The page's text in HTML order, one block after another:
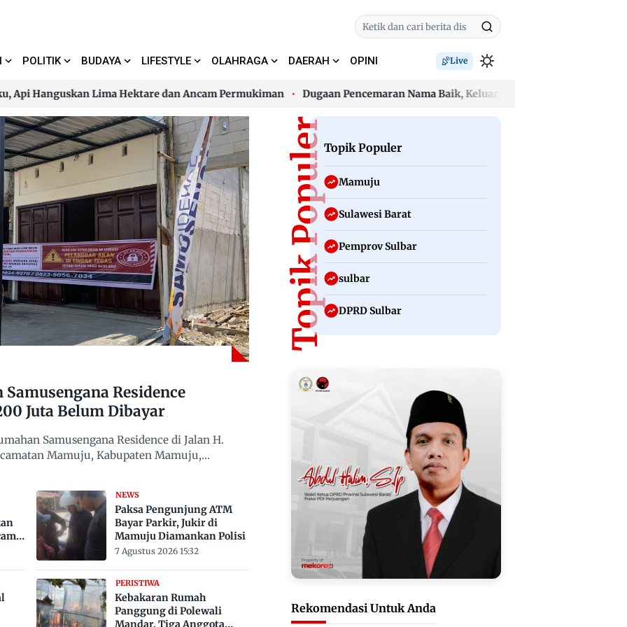
POLITIK BUDAYA LIFESTYLE OLAHRAGA DAERAH OPINI Live
Lima Hektare dan Ancam Permukiman Dugaan Pencemaran Nama Baik, Keluarga Desak Oknum Guru Hormati
Lima Hektare dan Ancam Permukiman Dugaan Pencemaran Nama Baik, Keluarga Desak Oknum Guru Hormati
Residence
Juta Belum Dibayar
Samusengana Residence di Jalan H.
Mamuju, Kabupaten Mamuju,
NEWS
Paksa Pengunjung ATM
Bayar Parkir, Jukir di
Mamuju Diamankan Polisi
7 Agustus 2026 15:32
PERISTIWA
Kebakaran Rumah
Panggung di Polewali
Mandar, Tiga Anggota
Topik PopulerTopik Populer
Mamuju
Sulawesi Barat
Pemprov Sulbar
sulbar
DPRD Sulbar
Rekomendasi Untuk Anda